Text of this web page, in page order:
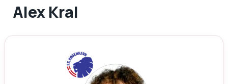
Alex Kral